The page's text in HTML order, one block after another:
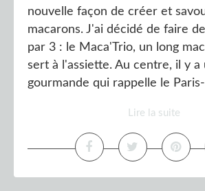
nouvelle façon de créer et
macarons. J'ai décidé de faire
par 3 : le Maca'Trio, un long
sert à l'assiette. Au centre, il y a
gourmande qui rappelle le
Lire la suite